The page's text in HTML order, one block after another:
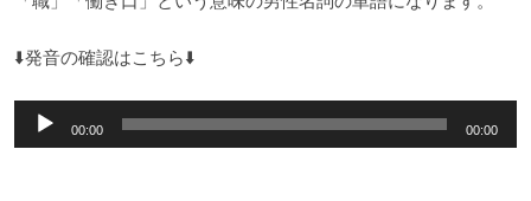
⬇️発音の確認はこちら⬇️
声
00:00 00:00